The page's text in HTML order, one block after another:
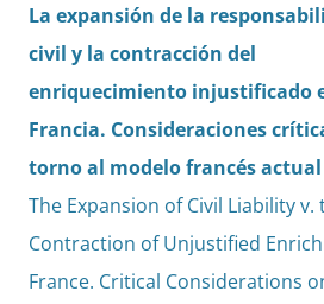
La expansión de la
civil y la contracción del
enriquecimiento injustificado
Francia. Consideraciones
torno al modelo francés actual
The Expansion of Civil Liability v.
Contraction of Unjustified
France. Critical Considerations